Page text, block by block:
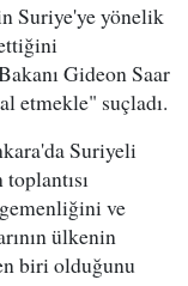
Suriye'ye yönelik
Gideon Saar
etmekle" suçladı.
Suriyeli
ve
ülkenin
biri olduğunu